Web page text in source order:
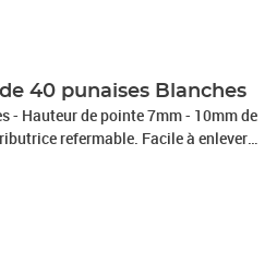
40 punaises Blanches
- Hauteur de pointe 7mm - 10mm de
Facile à enlever
Pointe extra fine et solide en